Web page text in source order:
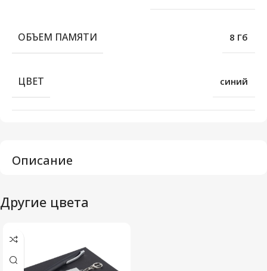
Описание
ОБЪЕМ ПАМЯТИ 8 Гб
ЦВЕТ синий
Другие цвета